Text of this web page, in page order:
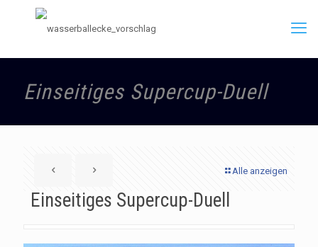
Einseitiges Supercup-Duell
Alle anzeigen
Einseitiges Supercup-Duell